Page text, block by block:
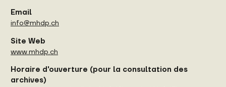
Email
info@mhdp.ch
Site Web
www.mhdp.ch
Horaire d'ouverture (pour la consultation des
archives)